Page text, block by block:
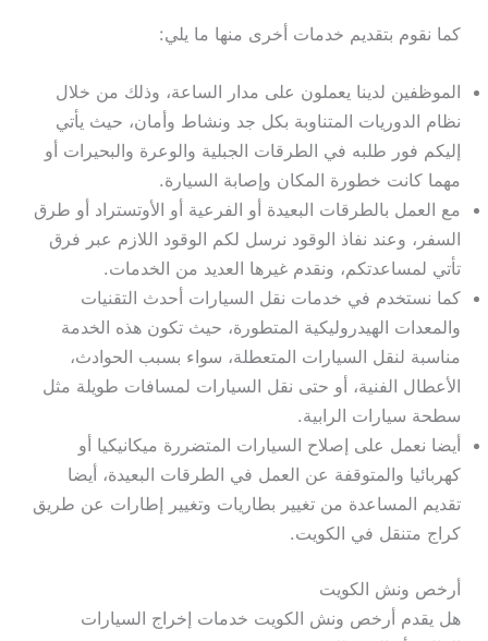
كما نقوم بتقديم خدمات أخرى منها ما يلي:
الموظفين لدينا يعملون على مدار الساعة، وذلك من خلال
نظام الدوريات المتناوبة بكل جد ونشاط وأمان، حيث يأتي
إليكم فور طلبه في الطرقات الجبلية والوعرة والبحيرات أو
مهما كانت خطورة المكان وإصابة السيارة.
مع العمل بالطرقات البعيدة أو الفرعية أو الأوتستراد أو طرق
السفر، وعند نفاذ الوقود نرسل لكم الوقود اللازم عبر فرق
تأتي لمساعدتكم، ونقدم غيرها العديد من الخدمات.
كما نستخدم في خدمات نقل السيارات أحدث التقنيات
والمعدات الهيدروليكية المتطورة، حيث تكون هذه الخدمة
مناسبة لنقل السيارات المتعطلة، سواء بسبب الحوادث،
الأعطال الفنية، أو حتى نقل السيارات لمسافات طويلة مثل
سطحة سيارات الرابية.
أيضا نعمل على إصلاح السيارات المتضررة ميكانيكيا أو
كهربائيا والمتوقفة عن العمل في الطرقات البعيدة، أيضا
تقديم المساعدة من تغيير بطاريات وتغيير إطارات عن طريق
كراج متنقل في الكويت.
أرخص ونش الكويت
هل يقدم أرخص ونش الكويت خدمات إخراج السيارات